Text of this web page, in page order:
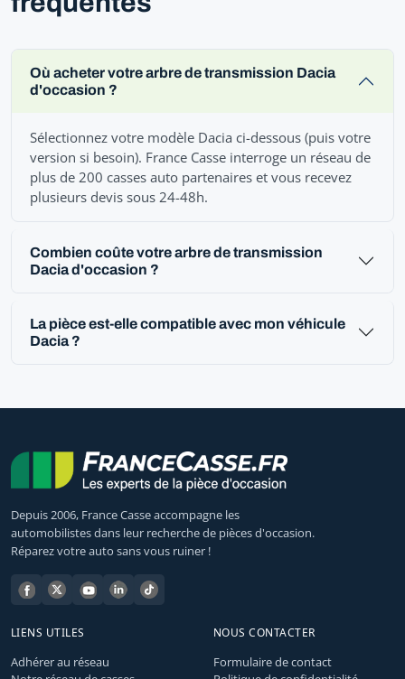
Où acheter votre arbre de transmission Dacia
d'occasion ?
Sélectionnez votre modèle Dacia ci-dessous (puis votre
version si besoin). France Casse interroge un réseau de
plus de 200 casses auto partenaires et vous recevez
plusieurs devis sous 24-48h.
Combien coûte votre arbre de transmission
Dacia d'occasion ?
La pièce est-elle compatible avec mon véhicule
Dacia ?
Depuis 2006, France Casse accompagne les
automobilistes dans leur recherche de pièces d'occasion.
Réparez votre auto sans vous ruiner !
LIENS UTILES
Adhérer au réseau
NOUS CONTACTER
Formulaire de contact